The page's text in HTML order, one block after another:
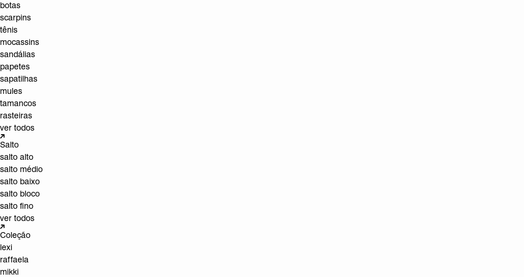
botas
scarpins
tênis
mocassins
sandálias
papetes
sapatilhas
mules
tamancos
rasteiras
ver todos
Salto
salto alto
salto médio
salto baixo
salto bloco
salto fino
ver todos
Coleção
lexi
raffaela
mikki